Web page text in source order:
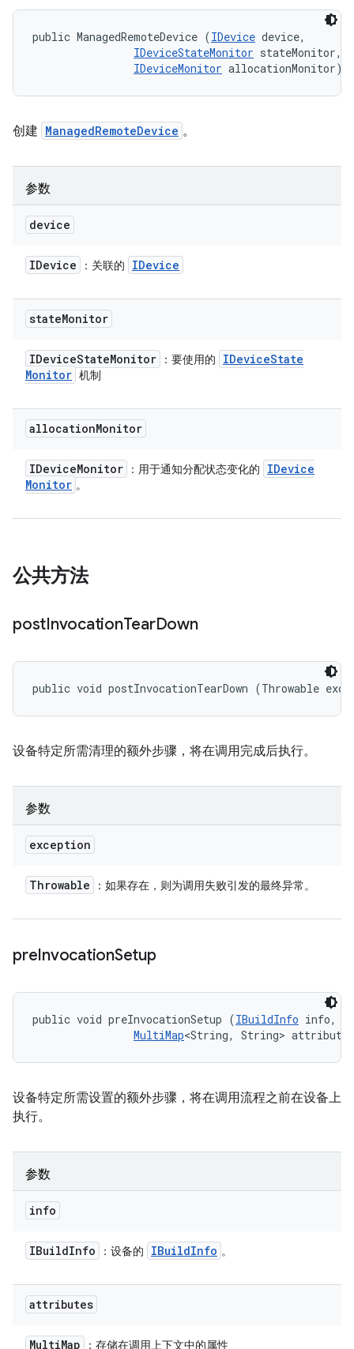
public ManagedRemoteDevice (IDevice device,
IDeviceStateMonitor stateMonitor,
IDeviceMonitor allocationMonitor)
创建 ManagedRemoteDevice 。
参数
device
IDevice ：关联的 IDevice
stateMonitor
IDeviceStateMonitor ：要使用的 IDeviceState
Monitor 机制
allocationMonitor
IDeviceMonitor ：用于通知分配状态变化的
IDevice
Monitor 。
公共方法
postInvocationTearDown
public void postInvocationTearDown (Throwable
设备特定所需清理的额外步骤，将在调用完成后执行。
参数
exception
Throwable ：如果存在，则为调用失败引发的最终异常。
preInvocationSetup
public void preInvocationSetup (IBuildInfo info,
MultiMap<String, String>
设备特定所需设置的额外步骤，将在调用流程之前在设备上
执行。
参数
info
IBuildInfo ：设备的 IBuildInfo 。
attributes
MultiMap ：存储在调用上下文中的属性